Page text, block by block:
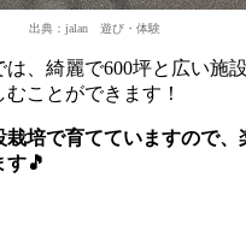
出典：jalan 遊び・体験
は、綺麗で600坪と広い施
ことができます！
栽培で育てていますので、
す🎵